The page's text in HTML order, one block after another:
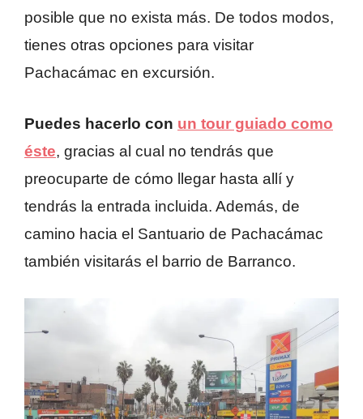
posible que no exista más. De todos modos,
tienes otras opciones para visitar
Pachacámac en excursión.
Puedes hacerlo con un tour guiado como
éste, gracias al cual no tendrás que
preocuparte de cómo llegar hasta allí y
tendrás la entrada incluida. Además, de
camino hacia el Santuario de Pachacámac
también visitarás el barrio de Barranco.